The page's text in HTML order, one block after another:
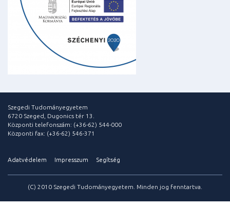
Szegedi Tudományegyetem
6720 Szeged, Dugonics tér 13.
Központi telefonszám: (+36-62) 544-000
Központi fax: (+36-62) 546-371
Adatvédelem Impresszum Segítség
(C) 2010 Szegedi Tudományegyetem. Minden jog fenntartva.